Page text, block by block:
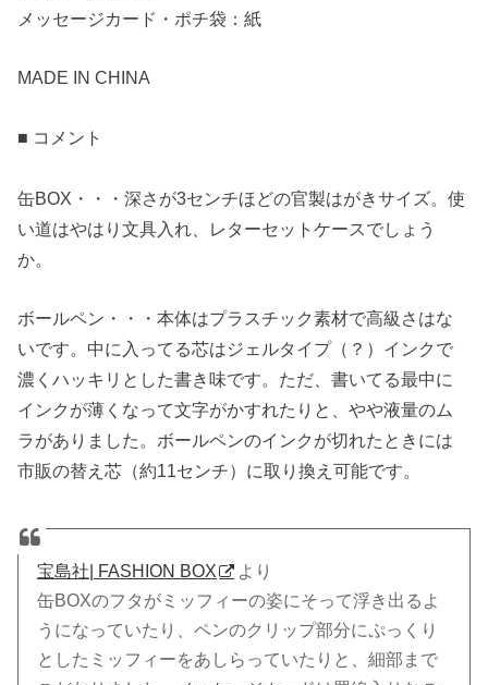
メッセージカード・ポチ袋：紙
MADE IN CHINA
■ コメント
缶BOX・・・深さが3センチほどの官製はがきサイズ。使
い道はやはり文具入れ、レターセットケースでしょう
か。
ボールペン・・・本体はプラスチック素材で高級さはな
いです。中に入ってる芯はジェルタイプ（？）インクで
濃くハッキリとした書き味です。ただ、書いてる最中に
インクが薄くなって文字がかすれたりと、やや液量のム
ラがありました。ボールペンのインクが切れたときには
市販の替え芯（約11センチ）に取り換え可能です。
宝島社| FASHION BOX
より
缶BOXのフタがミッフィーの姿にそって浮き出るよ
うになっていたり、ペンのクリップ部分にぷっくり
としたミッフィーをあしらっていたりと、細部まで